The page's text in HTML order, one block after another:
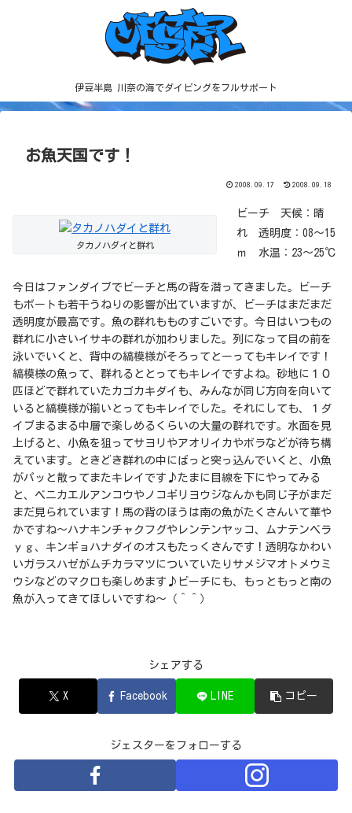
伊豆半島 川奈の海でダイビングをフルサポート
お魚天国です！
2008.09.17 2008.09.18
タカノハダイと群れ
ビーチ 天候：晴
れ 透明度：08～15
ｍ 水温：23～25℃
今日はファンダイブでビーチと馬の背を潜ってきました。ビーチ
もボートも若干うねりの影響が出ていますが、ビーチはまだまだ
透明度が最高です。魚の群れもものすごいです。今日はいつもの
群れに小さいイサキの群れが加わりました。列になって目の前を
泳いでいくと、背中の縞模様がそろってとーってもキレイです！
縞模様の魚って、群れるととってもキレイですよね。砂地に１０
匹ほどで群れていたカゴカキダイも、みんなが同じ方向を向いて
いると縞模様が揃いとってもキレイでした。それにしても、１ダ
イブまるまる中層で楽しめるくらいの大量の群れです。水面を見
上げると、小魚を狙ってサヨリやアオリイカやボラなどが待ち構
えています。ときどき群れの中にばっと突っ込んでいくと、小魚
がパッと散ってまたキレイです♪たまに目線を下にやってみる
と、ベニカエルアンコウやノコギリヨウジなんかも同じ子がまだ
まだ見られています！馬の背のほうは南の魚がたくさんいて華や
かですね～ハナキンチャクフグやレンテンヤッコ、ムナテンベラ
ｙｇ、キンギョハナダイのオスもたっくさんです！透明なかわい
いガラスハゼがムチカラマツについていたりサメジマオトメウミ
ウシなどのマクロも楽しめます♪ビーチにも、もっともっと南の
魚が入ってきてほしいですね～（＾＾）
シェアする
X Facebook LINE コピー
ジェスターをフォローする